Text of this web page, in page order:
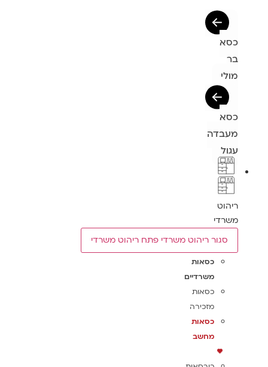
כסא
בר
מולי
כסא
מעבדה
עגול
ריהוט
משרדי
סגור ריהוט משרדי פתח ריהוט משרדי
כסאות
משרדיים
כסאות
מזכירה
כסאות
מחשב